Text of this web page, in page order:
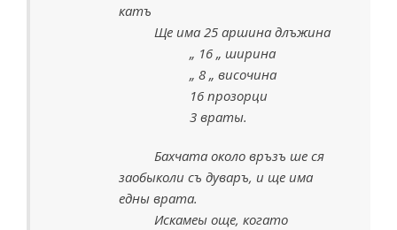
катъ
Ще има 25 аршина длъжина
„ 16 „ ширина
„ 8 „ височина
16 прозорци
3 враты.
Бахчата около връзъ ше ся
заобыколи съ дуваръ, и ще има
едны врата.
Искамеы още, когато